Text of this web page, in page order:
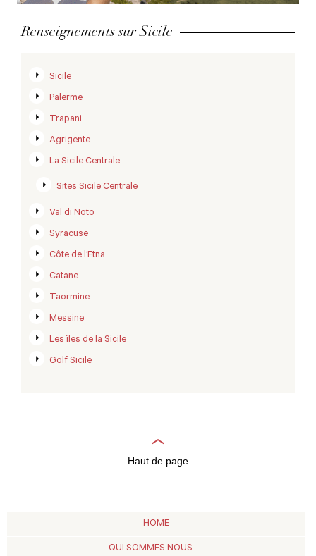
Renseignements sur Sicile
Sicile
Palerme
Trapani
Agrigente
La Sicile Centrale
Sites Sicile Centrale
Val di Noto
Syracuse
Côte de l’Etna
Catane
Taormine
Messine
Les îles de la Sicile
Golf Sicile
Haut de page
HOME
QUI SOMMES NOUS